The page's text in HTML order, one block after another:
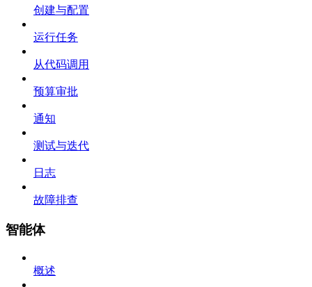
创建与配置
运行任务
从代码调用
预算审批
通知
测试与迭代
日志
故障排查
智能体
概述